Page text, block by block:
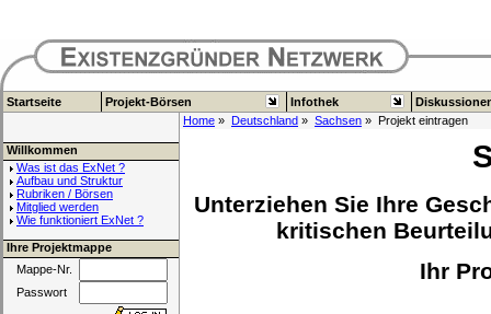
Startseite Projekt-Börsen Infothek
Home » Deutschland » Sachsen » Projekt eintragen
Willkommen
Was ist das ExNet ?
Aufbau und Struktur
Rubriken / Börsen
Mitglied werden
Wie funktioniert ExNet ?
Ihre Projektmappe
Mappe-Nr.
Passwort
Unterziehen Sie Ihre
kritischen
Ihr